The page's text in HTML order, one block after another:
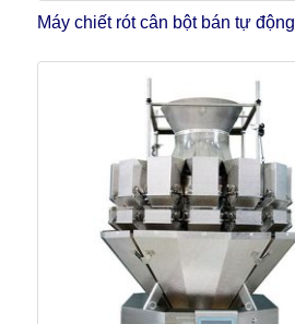
Máy chiết rót cân bột bán tự động